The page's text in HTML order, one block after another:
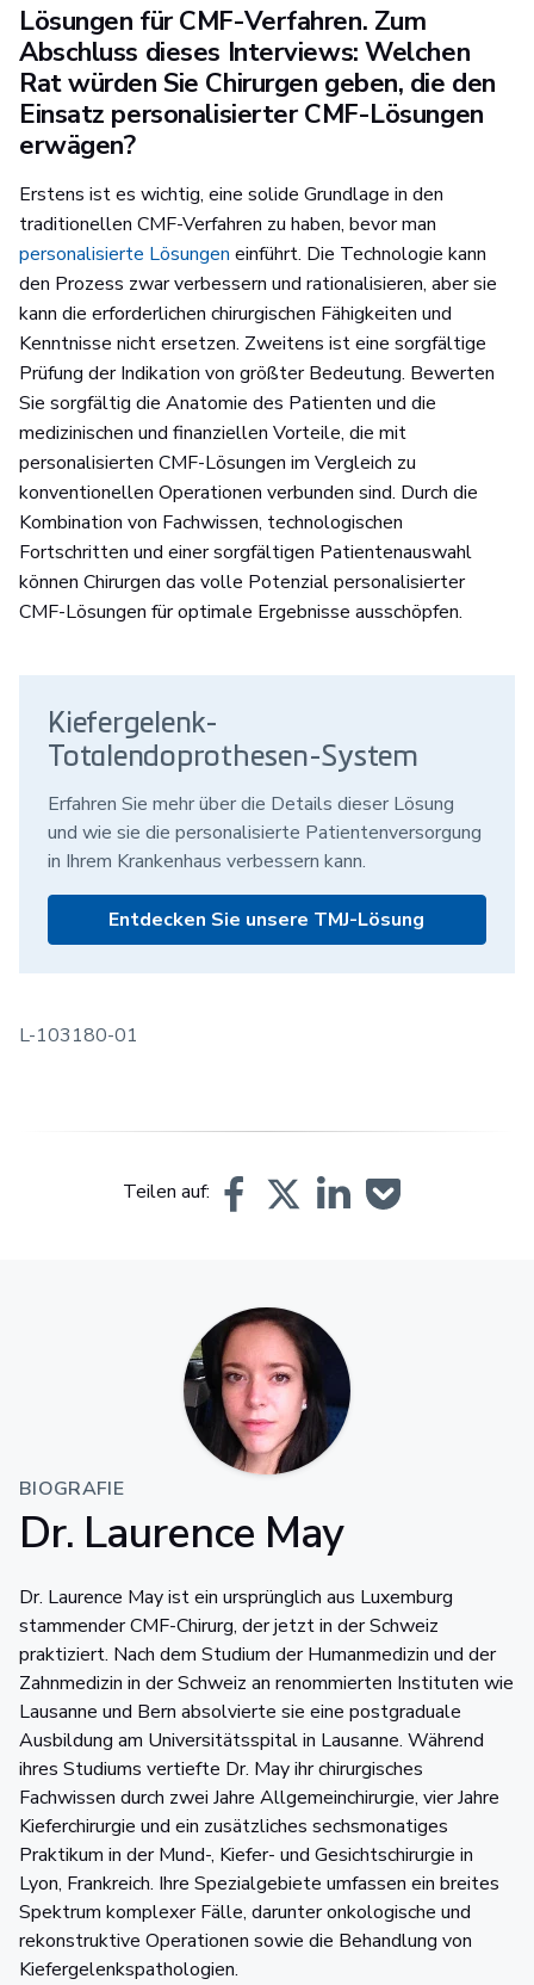
Lösungen für CMF-Verfahren. Zum
Abschluss dieses Interviews: Welchen
Rat würden Sie Chirurgen geben, die den
Einsatz personalisierter CMF-Lösungen
erwägen?
Erstens ist es wichtig, eine solide Grundlage in den
traditionellen CMF-Verfahren zu haben, bevor man
personalisierte Lösungen einführt. Die Technologie kann
den Prozess zwar verbessern und rationalisieren, aber sie
kann die erforderlichen chirurgischen Fähigkeiten und
Kenntnisse nicht ersetzen. Zweitens ist eine sorgfältige
Prüfung der Indikation von größter Bedeutung. Bewerten
Sie sorgfältig die Anatomie des Patienten und die
medizinischen und finanziellen Vorteile, die mit
personalisierten CMF-Lösungen im Vergleich zu
konventionellen Operationen verbunden sind. Durch die
Kombination von Fachwissen, technologischen
Fortschritten und einer sorgfältigen Patientenauswahl
können Chirurgen das volle Potenzial personalisierter
CMF-Lösungen für optimale Ergebnisse ausschöpfen.
Kiefergelenk-
Totalendoprothesen-System
Erfahren Sie mehr über die Details dieser Lösung
und wie sie die personalisierte Patientenversorgung
in Ihrem Krankenhaus verbessern kann.
Entdecken Sie unsere TMJ-Lösung
L-103180-01
Teilen auf:
BIOGRAFIE
Dr. Laurence May
Dr. Laurence May ist ein ursprünglich aus Luxemburg
stammender CMF-Chirurg, der jetzt in der Schweiz
praktiziert. Nach dem Studium der Humanmedizin und der
Zahnmedizin in der Schweiz an renommierten Instituten wie
Lausanne und Bern absolvierte sie eine postgraduale
Ausbildung am Universitätsspital in Lausanne. Während
ihres Studiums vertiefte Dr. May ihr chirurgisches
Fachwissen durch zwei Jahre Allgemeinchirurgie, vier Jahre
Kieferchirurgie und ein zusätzliches sechsmonatiges
Praktikum in der Mund-, Kiefer- und Gesichtschirurgie in
Lyon, Frankreich. Ihre Spezialgebiete umfassen ein breites
Spektrum komplexer Fälle, darunter onkologische und
rekonstruktive Operationen sowie die Behandlung von
Kiefergelenkspathologien.